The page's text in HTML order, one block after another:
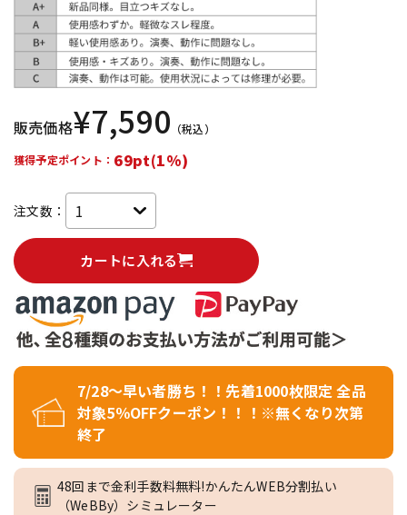
中古
販売価格¥7,590 （税込）
獲得予定ポイント： 69pt(1%)
注文数：
カートに入れる
7/28～早い者勝ち！！先着1000枚限定 全品
対象5％OFFクーポン！！！※無くなり次第
終了
48回まで金利手数料無料!かんたんWEB分割払い
（WeBBy）シミュレーター